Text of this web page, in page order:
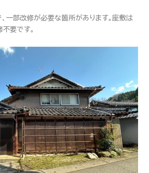
一部改修が必要な箇所があります。座敷は
要です。